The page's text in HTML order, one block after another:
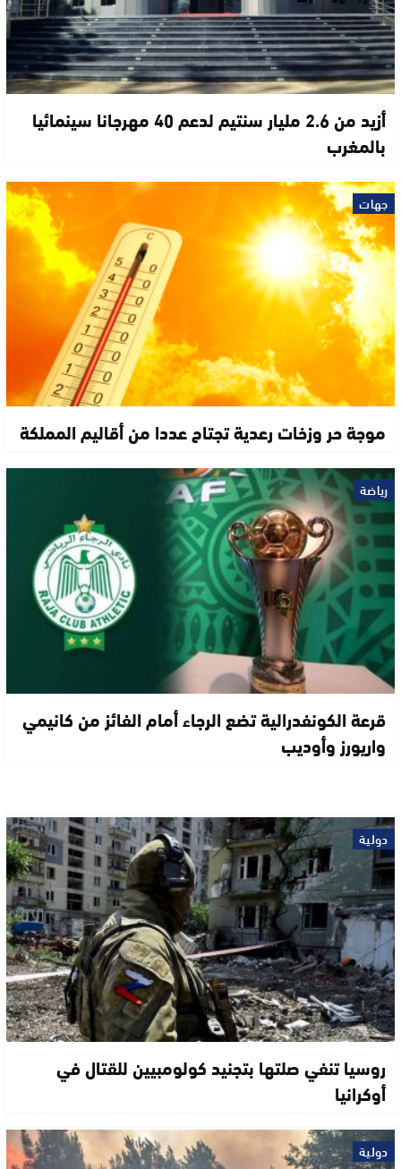
أزيد من 2.6 مليار سنتيم لدعم 40 مهرجانا سينمائيا
بالمغرب
جهات
موجة حر وزخات رعدية تجتاح عددا من أقاليم المملكة
رياضة
قرعة الكونفدرالية تضع الرجاء أمام الفائز من كانيمي
واريورز وأوديب
دولية
روسيا تنفي صلتها بتجنيد كولومبيين للقتال في
أوكرانيا
دولية